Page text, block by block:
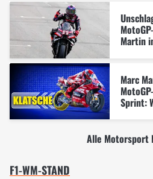
Martin
Marc
Sprint:
Alle Motorsport
F1-WM-STAND